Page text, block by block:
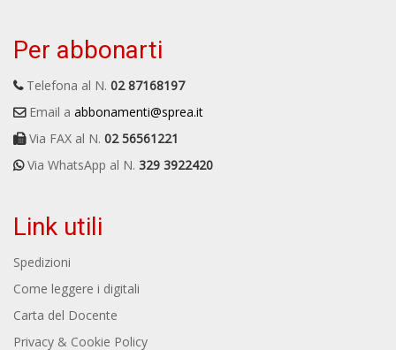
Per abbonarti
Telefona al N. 02 87168197
Email a abbonamenti@sprea.it
Via FAX al N. 02 56561221
Via WhatsApp al N. 329 3922420
Link utili
Spedizioni
Come leggere i digitali
Carta del Docente
Privacy & Cookie Policy